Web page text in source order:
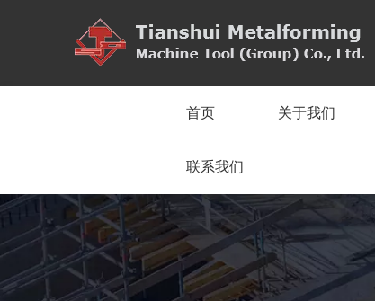
首页 关于我们
联系我们